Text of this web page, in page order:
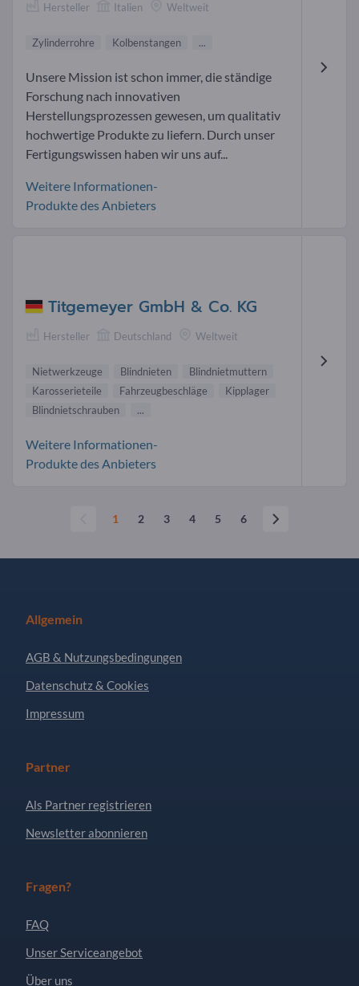
Hersteller Italien Weltweit
Zylinderrohre Kolbenstangen ...
Unsere Mission ist schon immer, die ständige
Forschung nach innovativen
Herstellungsprozessen gewesen, um qualitativ
hochwertige Produkte zu liefern. Durch unser
Fertigungswissen haben wir uns auf...
Weitere Informationen-
Produkte des Anbieters
Titgemeyer GmbH & Co. KG
Hersteller Deutschland Weltweit
Nietwerkzeuge Blindnieten
Blindnietmuttern
Karosserieteile
Fahrzeugbeschläge
Kipplager
Blindnietschrauben
...
Weitere Informationen-
Produkte des Anbieters
1 2 3 4 5 6
Allgemein
AGB & Nutzungsbedingungen
Datenschutz & Cookies
Impressum
Partner
Als Partner registrieren
Newsletter abonnieren
Fragen?
FAQ
Unser Serviceangebot
Über uns